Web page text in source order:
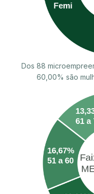
Dos 88
60,00% são